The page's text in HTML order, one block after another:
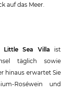
auf das Meer.
Little Sea Villaist
täglich sowie
hinaus erwartet Sie
Roséwein und